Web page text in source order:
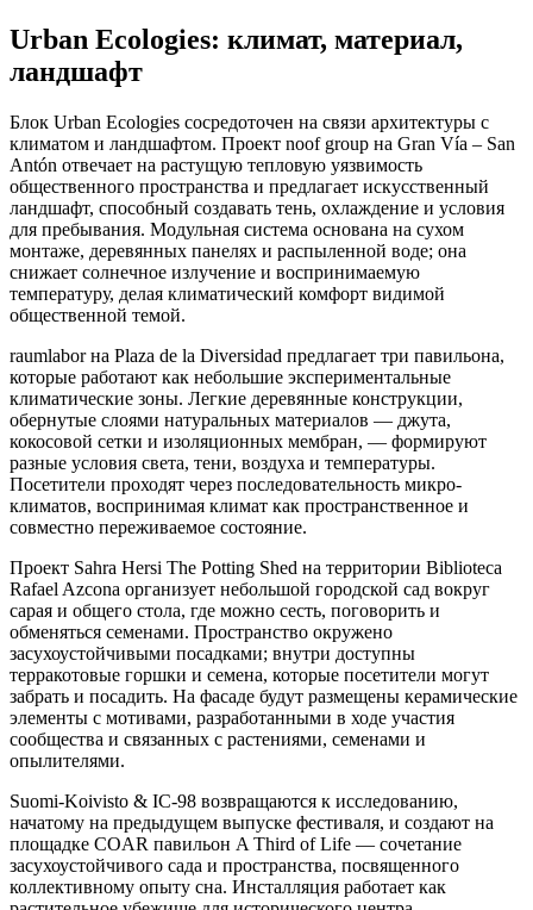
Urban Ecologies: климат, материал,
ландшафт
Блок Urban Ecologies сосредоточен на связи архитектуры с
климатом и ландшафтом. Проект noof group на Gran Vía – San
Antón отвечает на растущую тепловую уязвимость
общественного пространства и предлагает искусственный
ландшафт, способный создавать тень, охлаждение и условия
для пребывания. Модульная система основана на сухом
монтаже, деревянных панелях и распыленной воде; она
снижает солнечное излучение и воспринимаемую
температуру, делая климатический комфорт видимой
общественной темой.
raumlabor на Plaza de la Diversidad предлагает три павильона,
которые работают как небольшие экспериментальные
климатические зоны. Легкие деревянные конструкции,
обернутые слоями натуральных материалов — джута,
кокосовой сетки и изоляционных мембран, — формируют
разные условия света, тени, воздуха и температуры.
Посетители проходят через последовательность микро-
климатов, воспринимая климат как пространственное и
совместно переживаемое состояние.
Проект Sahra Hersi The Potting Shed на территории Biblioteca
Rafael Azcona организует небольшой городской сад вокруг
сарая и общего стола, где можно сесть, поговорить и
обменяться семенами. Пространство окружено
засухоустойчивыми посадками; внутри доступны
терракотовые горшки и семена, которые посетители могут
забрать и посадить. На фасаде будут размещены керамические
элементы с мотивами, разработанными в ходе участия
сообщества и связанных с растениями, семенами и
опылителями.
Suomi-Koivisto & IC-98 возвращаются к исследованию,
начатому на предыдущем выпуске фестиваля, и создают на
площадке COAR павильон A Third of Life — сочетание
засухоустойчивого сада и пространства, посвященного
коллективному опыту сна. Инсталляция работает как